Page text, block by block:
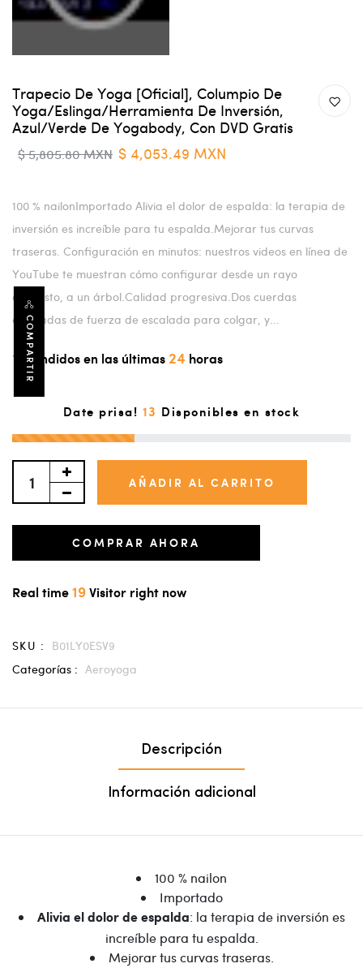
COMPARTIR
Trapecio De Yoga [oficial], Columpio De
Yoga/eslinga/herramienta De Inversión,
Azul/verde De Yogabody, Con DVD Gratis
$ 5,805.80 MXN $ 4,053.49 MXN
100 % nailonImportado Alivia el dolor de espalda: la terapia de
inversión es increíble para tu espalda.Mejorar tus curvas
traseras. Configuración en minutos: nuestros videos en línea de
YouTube te muestran cómo configurar desde un rayo
expuesto, a un árbol.Calidad progresiva.Dos cuerdas
anudadas de fuerza de escalada para colgar, y...
11 Vendidos en las últimas 24 horas
Date prisa! 13 Disponibles en stock
AÑADIR AL CARRITO
COMPRAR AHORA
Real time19Visitor right now
SKU :
B01LY0ESV9
Categorías : Aeroyoga
Descripción
Información adicional
100 % nailon
Importado
Alivia el dolor de espalda: la terapia de inversión es
increíble para tu espalda.
Mejorar tus curvas traseras.